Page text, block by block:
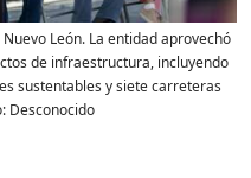
León. La entidad aprovechó
de infraestructura, incluyendo
sustentables y siete carreteras
Desconocido